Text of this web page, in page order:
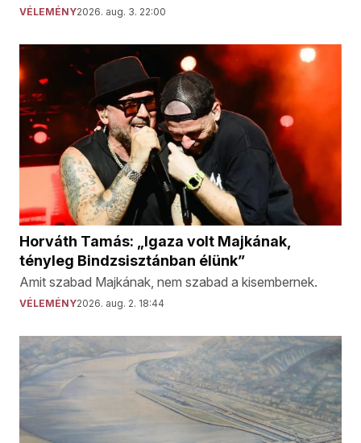
VÉLEMÉNY2026. aug. 3. 22:00
Horváth Tamás: „Igaza volt Majkának,
tényleg Bindzsisztánban élünk”
Amit szabad Majkának, nem szabad a kisembernek.
VÉLEMÉNY2026. aug. 2. 18:44